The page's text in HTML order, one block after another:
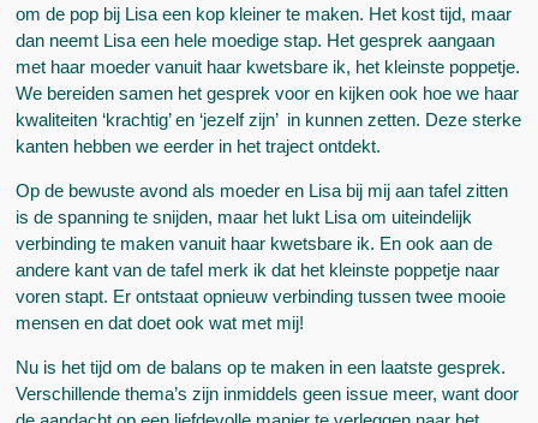
om de pop bij Lisa een kop kleiner te maken. Het kost tijd, maar
dan neemt Lisa een hele moedige stap. Het gesprek aangaan
met haar moeder vanuit haar kwetsbare ik, het kleinste poppetje.
We bereiden samen het gesprek voor en kijken ook hoe we haar
kwaliteiten ‘krachtig’ en ‘jezelf zijn’ in kunnen zetten. Deze sterke
kanten hebben we eerder in het traject ontdekt.
Op de bewuste avond als moeder en Lisa bij mij aan tafel zitten
is de spanning te snijden, maar het lukt Lisa om uiteindelijk
verbinding te maken vanuit haar kwetsbare ik. En ook aan de
andere kant van de tafel merk ik dat het kleinste poppetje naar
voren stapt. Er ontstaat opnieuw verbinding tussen twee mooie
mensen en dat doet ook wat met mij!
Nu is het tijd om de balans op te maken in een laatste gesprek.
Verschillende thema’s zijn inmiddels geen issue meer, want door